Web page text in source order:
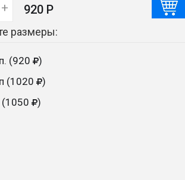
+ 920 Р
размеры:
(920
)
(1020
)
(1050
)